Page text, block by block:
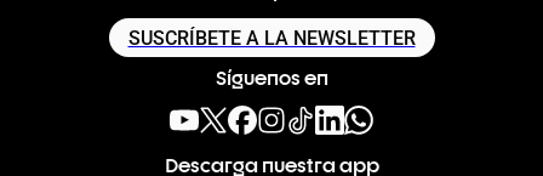
SUSCRÍBETE A LA NEWSLETTER
Síguenos en
Descarga nuestra app